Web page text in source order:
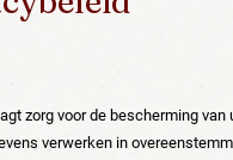
zorg voor de bescherming
verwerken in